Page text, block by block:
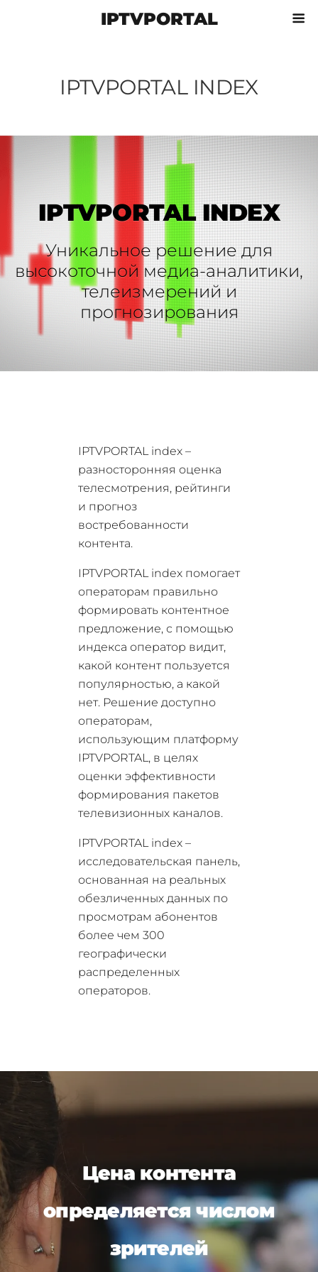
IPTVPORTAL
IPTVPORTAL INDEX
IPTVPORTAL INDEX
Уникальное решение для
высокоточной медиа-аналитики,
телеизмерений и
прогнозирования
IPTVPORTAL index –
разносторонняя оценка
телесмотрения, рейтинги
и прогноз
востребованности
контента.
IPTVPORTAL index помогает
операторам правильно
формировать контентное
предложение, с помощью
индекса оператор видит,
какой контент пользуется
популярностью, а какой
нет. Решение доступно
операторам,
использующим платформу
IPTVPORTAL, в целях
оценки эффективности
формирования пакетов
телевизионных каналов.
IPTVPORTAL index –
исследовательская панель,
основанная на реальных
обезличенных данных по
просмотрам абонентов
более чем 300
географически
распределенных
операторов.
Цена контента
определяется числом
зрителей